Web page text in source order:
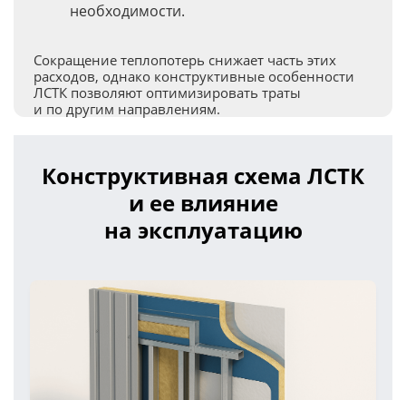
необходимости.
Сокращение теплопотерь снижает часть этих
расходов, однако конструктивные особенности
ЛСТК позволяют оптимизировать траты
и по другим направлениям.
Конструктивная схема ЛСТК
и ее влияние
на эксплуатацию